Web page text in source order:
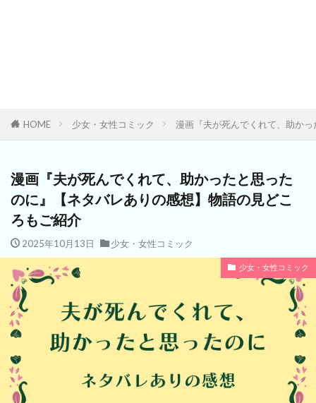
HOME 少女・女性コミック 漫画『夫が死んでくれて、助か
漫画『夫が死んでくれて、助かったと思った
のに』【ネタバレありの感想】物語の見どこ
ろもご紹介
2025年10月13日 少女・女性コミック
少女・女性コミック